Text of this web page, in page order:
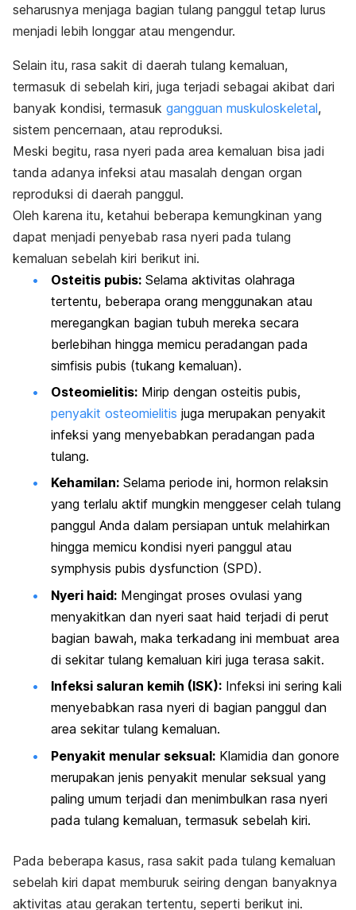
seharusnya menjaga bagian tulang panggul tetap lurus
menjadi lebih longgar atau mengendur.
Selain itu, rasa sakit di daerah tulang kemaluan,
termasuk di sebelah kiri, juga terjadi sebagai akibat dari
banyak kondisi, termasuk gangguan muskuloskeletal,
sistem pencernaan, atau reproduksi.
Meski begitu, rasa nyeri pada area kemaluan bisa jadi
tanda adanya infeksi atau masalah dengan organ
reproduksi di daerah panggul.
Oleh karena itu, ketahui beberapa kemungkinan yang
dapat menjadi penyebab rasa nyeri pada tulang
kemaluan sebelah kiri berikut ini.
Osteitis pubis: Selama aktivitas olahraga
tertentu, beberapa orang menggunakan atau
meregangkan bagian tubuh mereka secara
berlebihan hingga memicu peradangan pada
simfisis pubis (tukang kemaluan).
Osteomielitis: Mirip dengan osteitis pubis,
penyakit osteomielitis juga merupakan penyakit
infeksi yang menyebabkan peradangan pada
tulang.
Kehamilan: Selama periode ini, hormon relaksin
yang terlalu aktif mungkin menggeser celah tulang
panggul Anda dalam persiapan untuk melahirkan
hingga memicu kondisi nyeri panggul atau
symphysis pubis dysfunction (SPD).
Nyeri haid: Mengingat proses ovulasi yang
menyakitkan dan nyeri saat haid terjadi di perut
bagian bawah, maka terkadang ini membuat area
di sekitar tulang kemaluan kiri juga terasa sakit.
Infeksi saluran kemih (ISK): Infeksi ini sering kali
menyebabkan rasa nyeri di bagian panggul dan
area sekitar tulang kemaluan.
Penyakit menular seksual: Klamidia dan gonore
merupakan jenis penyakit menular seksual yang
paling umum terjadi dan menimbulkan rasa nyeri
pada tulang kemaluan, termasuk sebelah kiri.
Pada beberapa kasus, rasa sakit pada tulang kemaluan
sebelah kiri dapat memburuk seiring dengan banyaknya
aktivitas atau gerakan tertentu, seperti berikut ini.